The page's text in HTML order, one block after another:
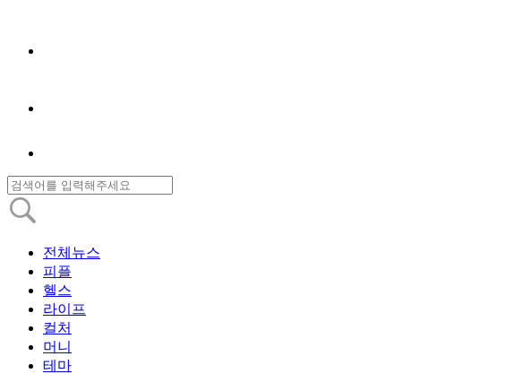
전체뉴스
피플
헬스
라이프
컬처
머니
테마